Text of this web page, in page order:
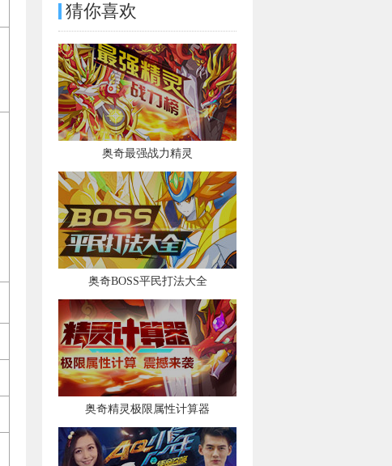
猜你喜欢
奥奇最强战力精灵
奥奇BOSS平民打法大全
奥奇精灵极限属性计算器